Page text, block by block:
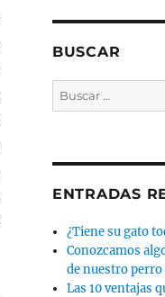
BUSCAR
Buscar
por:
ENTRADAS
¿Tiene su gato
Conozcamos
de nuestro perro
Las 10 ventajas